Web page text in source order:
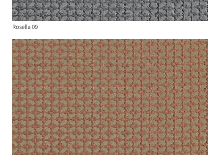
Rosella 09